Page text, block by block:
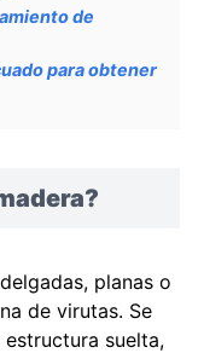
de
para obtener
planas o
de virutas. Se
suelta,